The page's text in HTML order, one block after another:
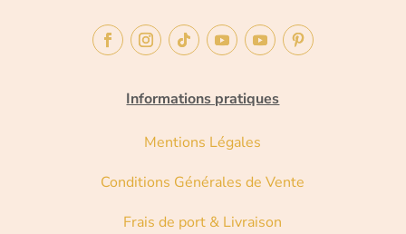
Informations pratiques
Mentions Légales
Conditions Générales de Vente
Frais de port & Livraison